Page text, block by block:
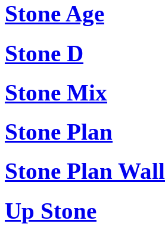
Stone Age
Stone D
Stone Mix
Stone Plan
Stone Plan Wall
Up Stone